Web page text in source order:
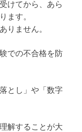
けてから、あら
ます。
りません。
での不合格を防
とし」や「数字
解することが大